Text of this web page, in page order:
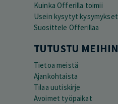
Kuinka Offerilla toimii
Usein kysytyt kysymykset
Suosittele Offerillaa
TUTUSTU MEIHIN
Tietoa meistä
Ajankohtaista
Tilaa uutiskirje
Avoimet työpaikat